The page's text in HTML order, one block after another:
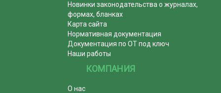
Новинки законодательства о журналах,
формах, бланках
Карта сайта
Нормативная документация
Документация по ОТ под ключ
Наши работы
КОМПАНИЯ
О нас